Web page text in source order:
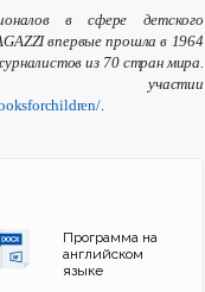
в сфере детского
впервые прошла в 1964
из 70 стран мира.
участии
.
Программа на
английском
языке